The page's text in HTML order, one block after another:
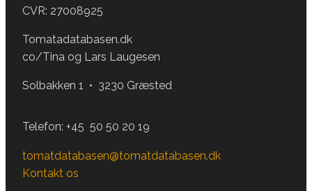
CVR: 27008925
Tomatadatabasen.dk
co/Tina og Lars Laugesen
Solbakken 1 • 3230 Græsted
Telefon: +45 50 50 20 19
tomatdatabasen@tomatdatabasen.dk
Kontakt os